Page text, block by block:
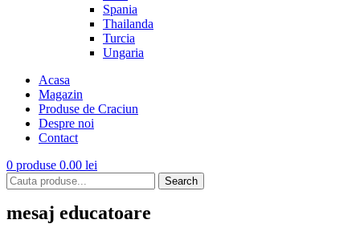
Spania
Thailanda
Turcia
Ungaria
Acasa
Magazin
Produse de Craciun
Despre noi
Contact
0 produse 0.00 lei
Search
mesaj educatoare